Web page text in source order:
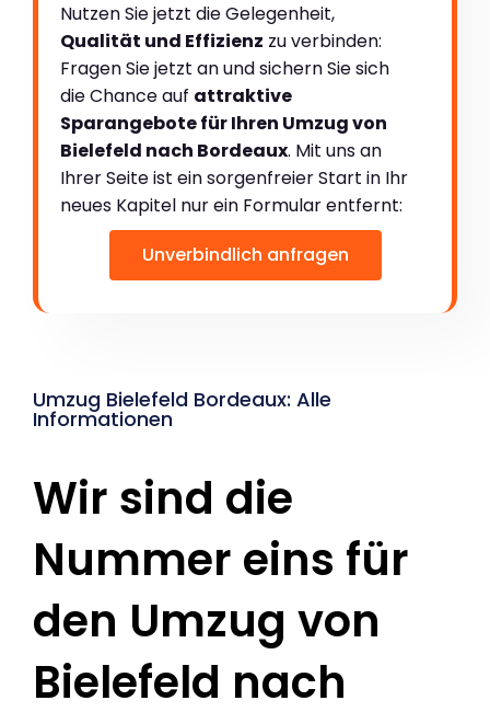
Nutzen Sie jetzt die Gelegenheit,
Qualität und Effizienz zu verbinden:
Fragen Sie jetzt an und sichern Sie sich
die Chance auf attraktive
Sparangebote für Ihren Umzug von
Bielefeld nach Bordeaux. Mit uns an
Ihrer Seite ist ein sorgenfreier Start in Ihr
neues Kapitel nur ein Formular entfernt:
Unverbindlich anfragen
Umzug Bielefeld Bordeaux: Alle
Informationen
Wir sind die
Nummer eins für
den Umzug von
Bielefeld nach